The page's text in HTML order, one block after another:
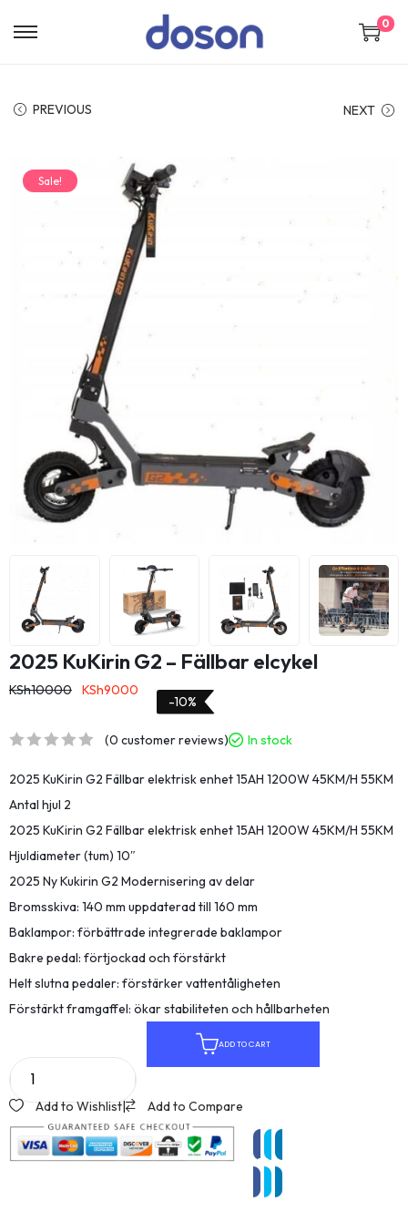
0
PREVIOUS NEXT
Sale!
2025 KuKirin G2 – Fällbar elcykel
KSh10000 KSh9000
-10%
(0 customer reviews) In stock
2025 KuKirin G2 Fällbar elektrisk enhet 15AH 1200W 45KM/H 55KM
Antal hjul 2
2025 KuKirin G2 Fällbar elektrisk enhet 15AH 1200W 45KM/H 55KM
Hjuldiameter (tum) 10″
2025 Ny Kukirin G2 Modernisering av delar
Bromsskiva: 140 mm uppdaterad till 160 mm
Baklampor: förbättrade integrerade baklampor
Bakre pedal: förtjockad och förstärkt
Helt slutna pedaler: förstärker vattentåligheten
Förstärkt framgaffel: ökar stabiliteten och hållbarheten
ADD TO CART
Add to Wishlist| Add to Compare